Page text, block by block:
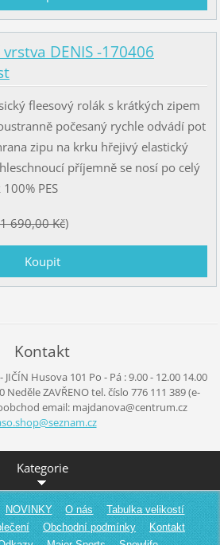
DENIS -170406
fleesový rolák s krátkých zipem
počesaný rychle odvádí pot
zipu na krku hřejivý elastický
příjemně se nosí po celý
PES
1 690,00 Kč)
Kontakt
JIČÍN Husova 101 Po - Pá :9.00 - 12.00 14.00
NeděleZAVŘENOtel. číslo 776 111 389(e-
email: majdanova@centrum.cz
op@seznam.cz
Kategorie
NOVINKY O nás
Tabulka velikostí
Obchodní podmínky
Kontakt